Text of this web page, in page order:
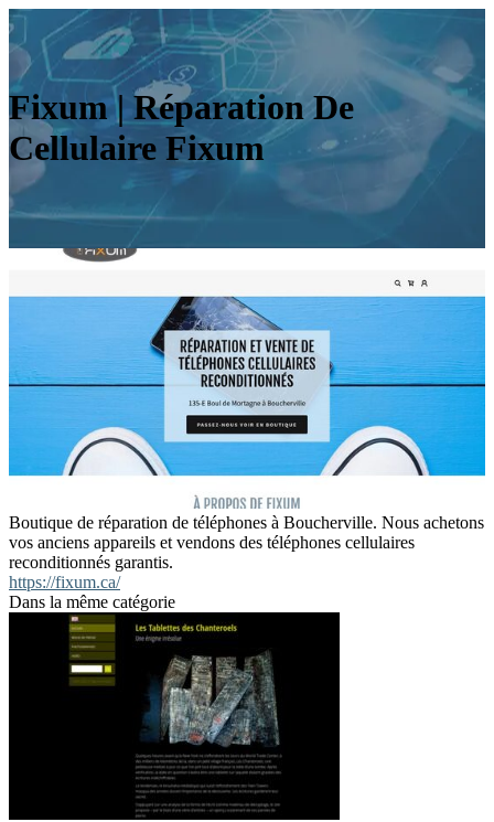
Fixum | Réparation De
Cellulaire Fixum
Boutique de réparation de téléphones à Boucherville. Nous achetons
vos anciens appareils et vendons des téléphones cellulaires
reconditionnés garantis.
https://fixum.ca/
Dans la même catégorie